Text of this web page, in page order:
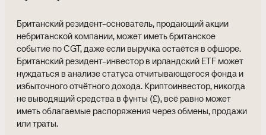
Британский резидент-основатель, продающий акции
небританской компании, может иметь британское
событие по CGT, даже если выручка остаётся в офшоре.
Британский резидент-инвестор в ирландский ETF может
нуждаться в анализе статуса отчитывающегося фонда и
избыточного отчётного дохода. Криптоинвестор, никогда
не выводящий средства в фунты (£), всё равно может
иметь облагаемые распоряжения через обмены, продажи
или траты.